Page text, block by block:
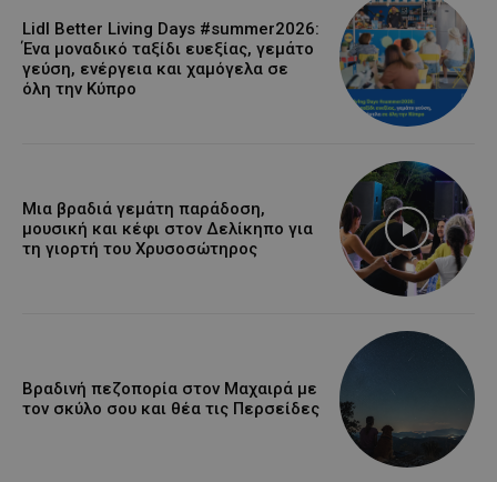
Lidl Better Living Days #summer2026:
Ένα μοναδικό ταξίδι ευεξίας, γεμάτο
γεύση, ενέργεια και χαμόγελα σε
όλη την Κύπρο
Μια βραδιά γεμάτη παράδοση,
μουσική και κέφι στον Δελίκηπο για
τη γιορτή του Χρυσοσώτηρος
Βραδινή πεζοπορία στον Μαχαιρά με
τον σκύλο σου και θέα τις Περσείδες